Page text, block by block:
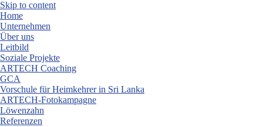
Skip to content
Home
Unternehmen
Über uns
Leitbild
Soziale Projekte
ARTECH Coaching
GCA
Vorschule für Heimkehrer in Sri Lanka
ARTECH-Fotokampagne
Löwenzahn
Referenzen